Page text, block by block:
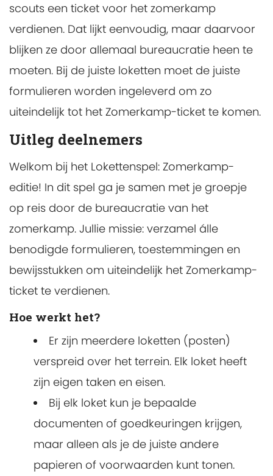
scouts een ticket voor het zomerkamp
verdienen. Dat lijkt eenvoudig, maar daarvoor
blijken ze door allemaal bureaucratie heen te
moeten. Bij de juiste loketten moet de juiste
formulieren worden ingeleverd om zo
uiteindelijk tot het Zomerkamp-ticket te komen.
Uitleg deelnemers
Welkom bij het Lokettenspel: Zomerkamp-
editie! In dit spel ga je samen met je groepje
op reis door de bureaucratie van het
zomerkamp. Jullie missie: verzamel álle
benodigde formulieren, toestemmingen en
bewijsstukken om uiteindelijk het Zomerkamp-
ticket te verdienen.
Hoe werkt het?
Er zijn meerdere loketten (posten)
verspreid over het terrein. Elk loket heeft
zijn eigen taken en eisen.
Bij elk loket kun je bepaalde
documenten of goedkeuringen krijgen,
maar alleen als je de juiste andere
papieren of voorwaarden kunt tonen.